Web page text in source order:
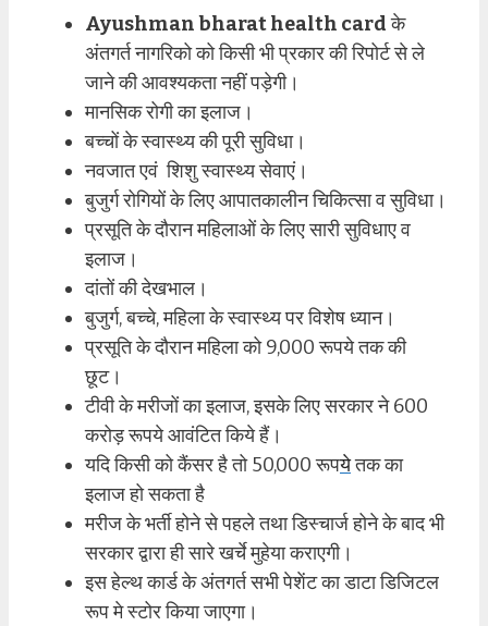
Ayushman bharat health cardके
अंतगर्त नागरिको को किसी भी प्रकार की रिपोर्ट से ले
जाने की आवश्यकता नहीं पड़ेगी।
मानसिक रोगी का इलाज।
बच्चों के स्वास्थ्य की पूरी सुविधा।
नवजात एवं शिशु स्वास्थ्य सेवाएं।
बुजुर्ग रोगियों के लिए आपातकालीन चिकित्सा व सुविधा।
प्रसूति के दौरान महिलाओं के लिए सारी सुविधाए व
इलाज।
दांतों की देखभाल।
बुजुर्ग, बच्चे, महिला के स्वास्थ्य पर विशेष ध्यान।
प्रसूति के दौरान महिला को 9,000 रूपये तक की
छूट।
टीवी के मरीजों का इलाज, इसके लिए सरकार ने 600
करोड़ रूपये आवंटित किये हैं।
यदि किसी को कैंसर है तो 50,000 रूपयेतक का
इलाज हो सकता है
मरीज के भर्ती होने से पहले तथा डिस्चार्ज होने के बाद भी
सरकार द्वारा ही सारे खर्चे मुहेया कराएगी।
इस हेल्थ कार्ड के अंतगर्त सभी पेशेंट का डाटा डिजिटल
रूप मे स्टोर किया जाएगा।